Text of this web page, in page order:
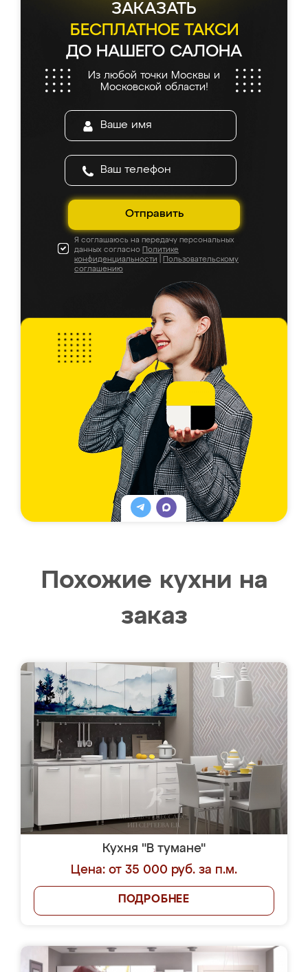
ЗАКАЗАТЬ
БЕСПЛАТНОЕ ТАКСИ
ДО НАШЕГО САЛОНА
Из любой точки Москвы и
Московской области!
Отправить
Я соглашаюсь на передачу персональных
данных согласно Политике
конфиденциальности
Пользовательскому
соглашению
Похожие кухни на
заказ
Кухня "В тумане"
Цена: от 35 000 руб. за п.м.
ПОДРОБНЕЕ